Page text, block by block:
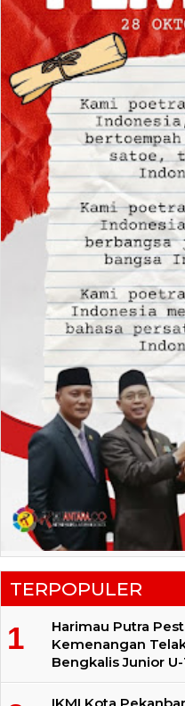
TERPOPULER
Harimau Putra
Kemenangan
Bengkalis Junior U-